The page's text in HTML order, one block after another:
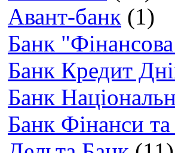
Авант-банк (1)
Банк "Фінансова
Банк Кредит
Банк
Банк Фінанси